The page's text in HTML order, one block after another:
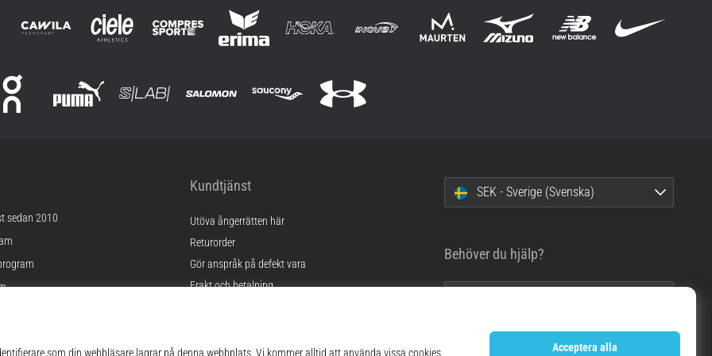
sedan 2010
Kundtjänst
Utöva ångerrätten här
Returorder
Gör anspråk på defekt vara
Frakt och betalning
FAQ
SEK - Sverige (Svenska)
Behöver du hjälp?